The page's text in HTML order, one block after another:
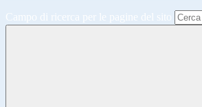
Campo di ricerca per le pagine del sito